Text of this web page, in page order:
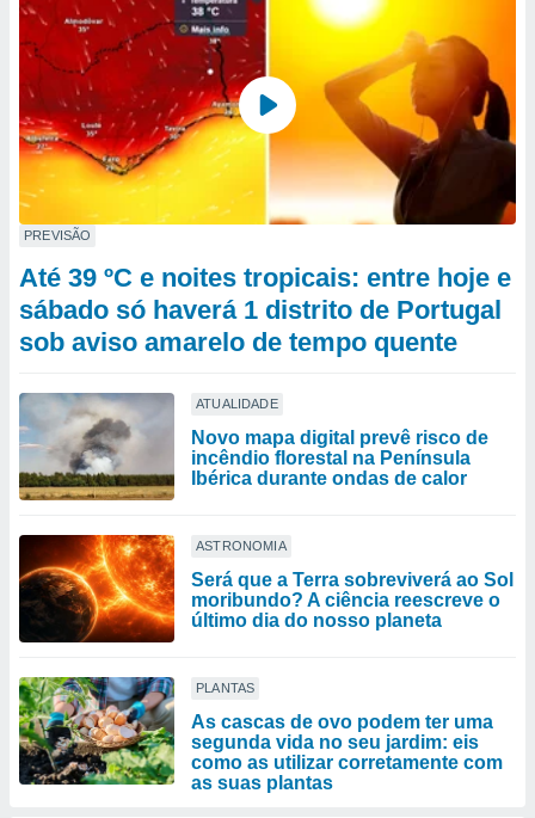
PREVISÃO
Até 39 ºC e noites tropicais: entre hoje e
sábado só haverá 1 distrito de Portugal
sob aviso amarelo de tempo quente
ATUALIDADE
Novo mapa digital prevê risco de
incêndio florestal na Península
Ibérica durante ondas de calor
ASTRONOMIA
Será que a Terra sobreviverá ao Sol
moribundo? A ciência reescreve o
último dia do nosso planeta
PLANTAS
As cascas de ovo podem ter uma
segunda vida no seu jardim: eis
como as utilizar corretamente com
as suas plantas